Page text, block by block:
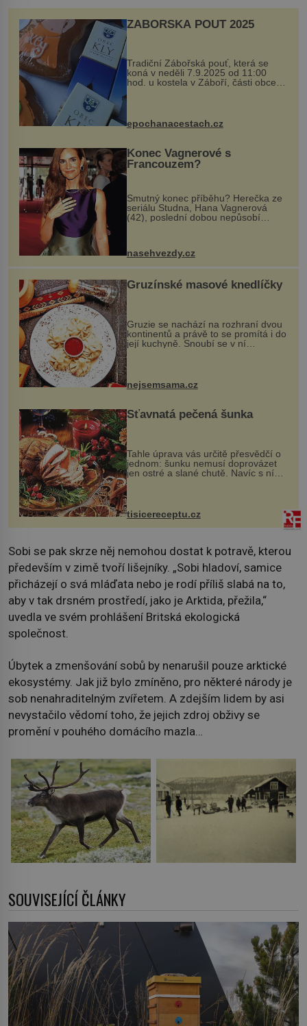
ZÁBOŘSKÁ POUŤ 2025
Tradiční Zábořská pouť, která se
koná v neděli 7.9.2025 od 11:00
hod. u kostela v Záboří, části obce
Kly u Mělníka. V programu naleznete
komentovanou prohlídku kostela,
epochanacestach.cz
Konec Vagnerové s
Francouzem?
Smutný konec příběhu? Herečka ze
seriálu Studna, Hana Vagnerová
(42), poslední dobou nepůsobí
nasehvezdy.cz
Gruzínské masové knedlíčky
Gruzie se nachází na rozhraní dvou
kontinentů a právě to se promítá i do
její kuchyně. Snoubí se v ní
evropské a asijské chutě a díky tomu
vznikají rozmanité a chuťově bohaté
pokrmy, které rozhodně st...
nejsemsama.cz
Šťavnatá pečená šunka
Tahle úprava vás určitě přesvědčí o
jednom: šunku nemusí doprovázet
jen ostré a slané chutě. Navíc s ní
nakrmíte poměrně hodně hladových
krků. Ingredience sádlo 3 kg šunky
vcelku 3 stroužky česneku hl...
tisicereceptu.cz
Sobi se pak skrze něj nemohou dostat k potravě, kterou
především v zimě tvoří lišejníky. „Sobi hladoví, samice
přicházejí o svá mláďata nebo je rodí příliš slabá na to,
aby v tak drsném prostředí, jako je Arktida, přežila,“
uvedla ve svém prohlášení Britská ekologická
společnost.
Úbytek a zmenšování sobů by nenarušil pouze arktické
ekosystémy. Jak již bylo zmíněno, pro některé národy je
sob nenahraditelným zvířetem. A zdejším lidem by asi
nevystačilo vědomí toho, že jejich zdroj obživy se
promění v pouhého domácího mazla…
SOUVISEJÍCÍ ČLÁNKY